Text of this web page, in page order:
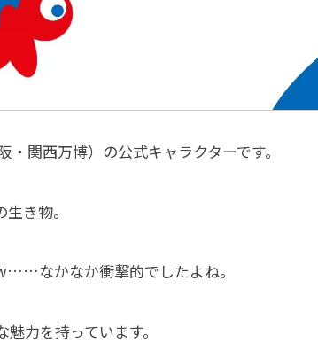
関西万博）の公式キャラクターです。
き物。
なかなか衝撃的でしたよね。
力を持っています。